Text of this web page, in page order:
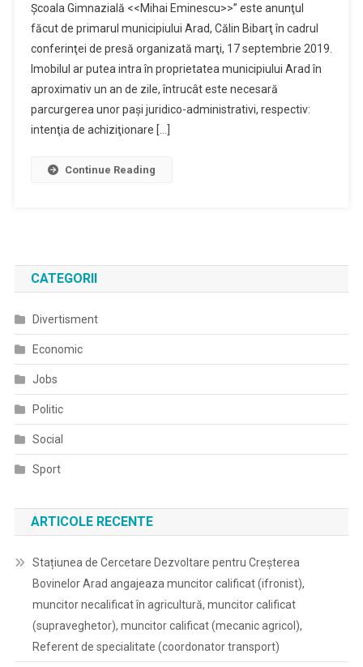
Şcoala Gimnazială <<Mihai Eminescu>>” este anunţul
făcut de primarul municipiului Arad, Călin Bibarţ în cadrul
conferinţei de presă organizată marţi, 17 septembrie 2019.
Imobilul ar putea intra în proprietatea municipiului Arad în
aproximativ un an de zile, întrucât este necesară
parcurgerea unor paşi juridico-administrativi, respectiv:
intenţia de achiziţionare […]
Continue Reading
CATEGORII
Divertisment
Economic
Jobs
Politic
Social
Sport
ARTICOLE RECENTE
Stațiunea de Cercetare Dezvoltare pentru Creșterea
Bovinelor Arad angajeaza muncitor calificat (ifronist),
muncitor necalificat în agricultură, muncitor calificat
(supraveghetor), muncitor calificat (mecanic agricol),
Referent de specialitate (coordonator transport)